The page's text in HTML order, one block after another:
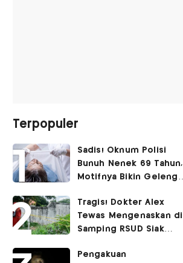
Terpopuler
Sadis! Oknum Polisi
Bunuh Nenek 69 Tahun,
Motifnya Bikin Geleng
Tragis! Dokter Alex
Tewas Mengenaskan di
Samping RSUD Siak
Rocuronium
Pengakuan